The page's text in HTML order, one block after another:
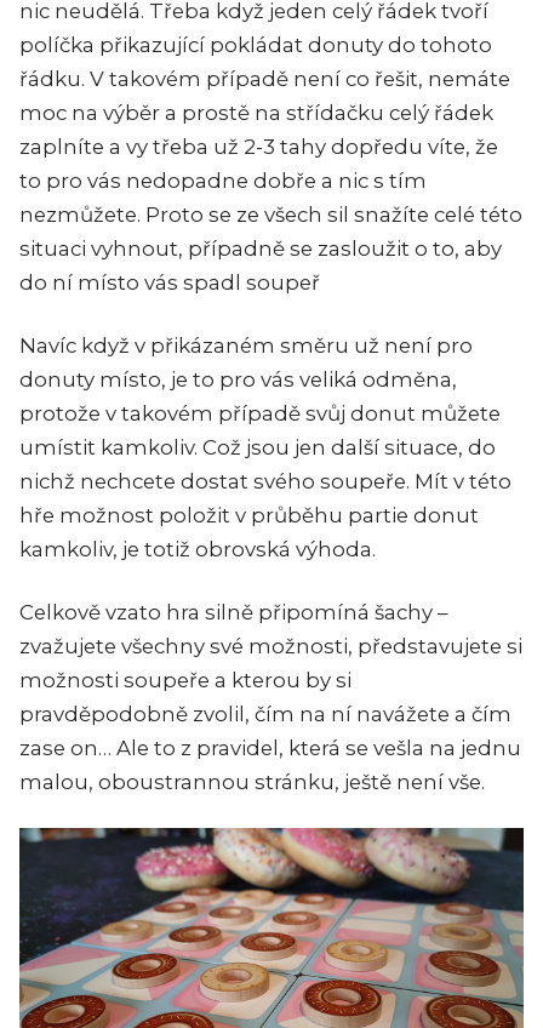
nic neudělá. Třeba když jeden celý řádek tvoří
políčka přikazující pokládat donuty do tohoto
řádku. V takovém případě není co řešit, nemáte
moc na výběr a prostě na střídačku celý řádek
zaplníte a vy třeba už 2-3 tahy dopředu víte, že
to pro vás nedopadne dobře a nic s tím
nezmůžete. Proto se ze všech sil snažíte celé této
situaci vyhnout, případně se zasloužit o to, aby
do ní místo vás spadl soupeř
Navíc když v přikázaném směru už není pro
donuty místo, je to pro vás veliká odměna,
protože v takovém případě svůj donut můžete
umístit kamkoliv. Což jsou jen další situace, do
nichž nechcete dostat svého soupeře. Mít v této
hře možnost položit v průběhu partie donut
kamkoliv, je totiž obrovská výhoda.
Celkově vzato hra silně připomíná šachy –
zvažujete všechny své možnosti, představujete si
možnosti soupeře a kterou by si
pravděpodobně zvolil, čím na ní navážete a čím
zase on… Ale to z pravidel, která se vešla na jednu
malou, oboustrannou stránku, ještě není vše.